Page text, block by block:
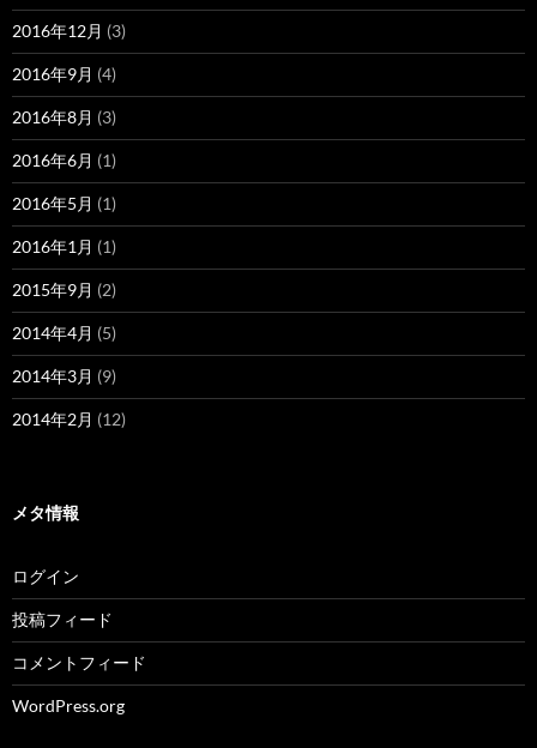
2016年12月 (3)
2016年9月 (4)
2016年8月 (3)
2016年6月 (1)
2016年5月 (1)
2016年1月 (1)
2015年9月 (2)
2014年4月 (5)
2014年3月 (9)
2014年2月 (12)
メタ情報
ログイン
投稿フィード
コメントフィード
WordPress.org